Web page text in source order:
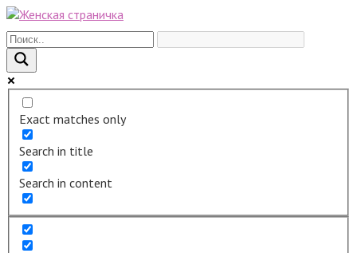
Перейти
к
контенту
Exact matches only
Search in title
Search in content